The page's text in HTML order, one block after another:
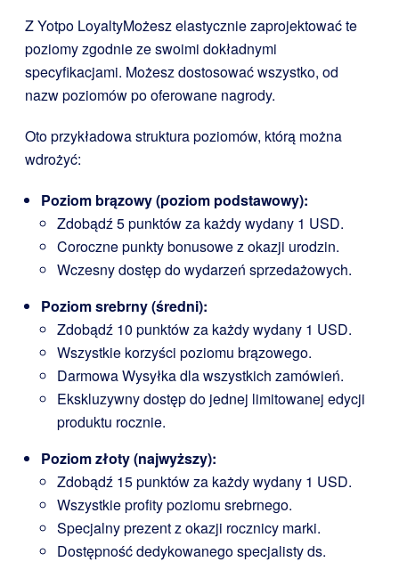
ZYotpo LoyaltyMożesz elastycznie zaprojektować te
poziomy zgodnie ze swoimi dokładnymi
specyfikacjami. Możesz dostosować wszystko, od
nazw poziomów po oferowane nagrody.
Oto przykładowa struktura poziomów, którą można
wdrożyć:
Poziom brązowy (poziom podstawowy):
Zdobądź 5 punktów za każdy wydany 1 USD.
Coroczne punkty bonusowe z okazji urodzin.
Wczesny dostęp do wydarzeń sprzedażowych.
Poziom srebrny (średni):
Zdobądź 10 punktów za każdy wydany 1 USD.
Wszystkie korzyści poziomu brązowego.
Darmowa Wysyłka dla wszystkich zamówień.
Ekskluzywny dostęp do jednej limitowanej edycji
produktu rocznie.
Poziom złoty (najwyższy):
Zdobądź 15 punktów za każdy wydany 1 USD.
Wszystkie profity poziomu srebrnego.
Specjalny prezent z okazji rocznicy marki.
Dostępność dedykowanego specjalisty ds.